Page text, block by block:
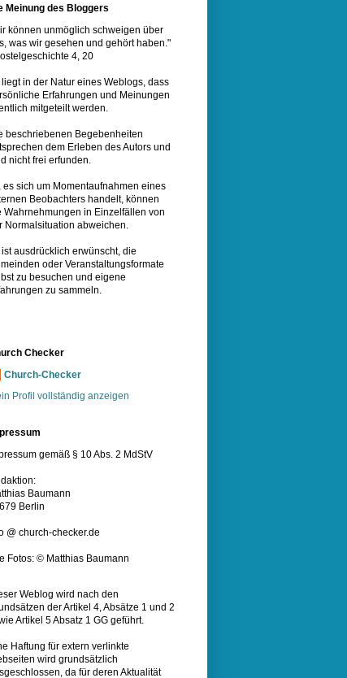
Meinung des Bloggers
können unmöglich schweigen über
was wir gesehen und gehört haben."
4, 20
liegt in der Natur eines Weblogs , dass
Erfahrungen und Meinungen
mitgeteilt werden.
beschriebenen Begebenheiten
dem Erleben des Autors und
nicht frei erfunden.
es sich um Momentaufnahmen eines
Beobachters handelt, können
Wahrnehmungen in Einzelfällen von
Normalsituation abweichen.
ist ausdrücklich erwünscht, die
oder Veranstaltungsformate
zu besuchen und eigene
zu sammeln.
Checker
Church-Checker
Profil vollständig anzeigen
gemäß § 10 Abs. 2 MdStV
Baumann
Berlin
@ church-checker.de
Fotos: © Matthias Baumann
Weblog wird nach den
der Artikel 4, Absätze 1 und 2
Artikel 5 Absatz 1 GG geführt.
Haftung für extern verlinkte
wird grundsätzlich
da für deren Aktualität